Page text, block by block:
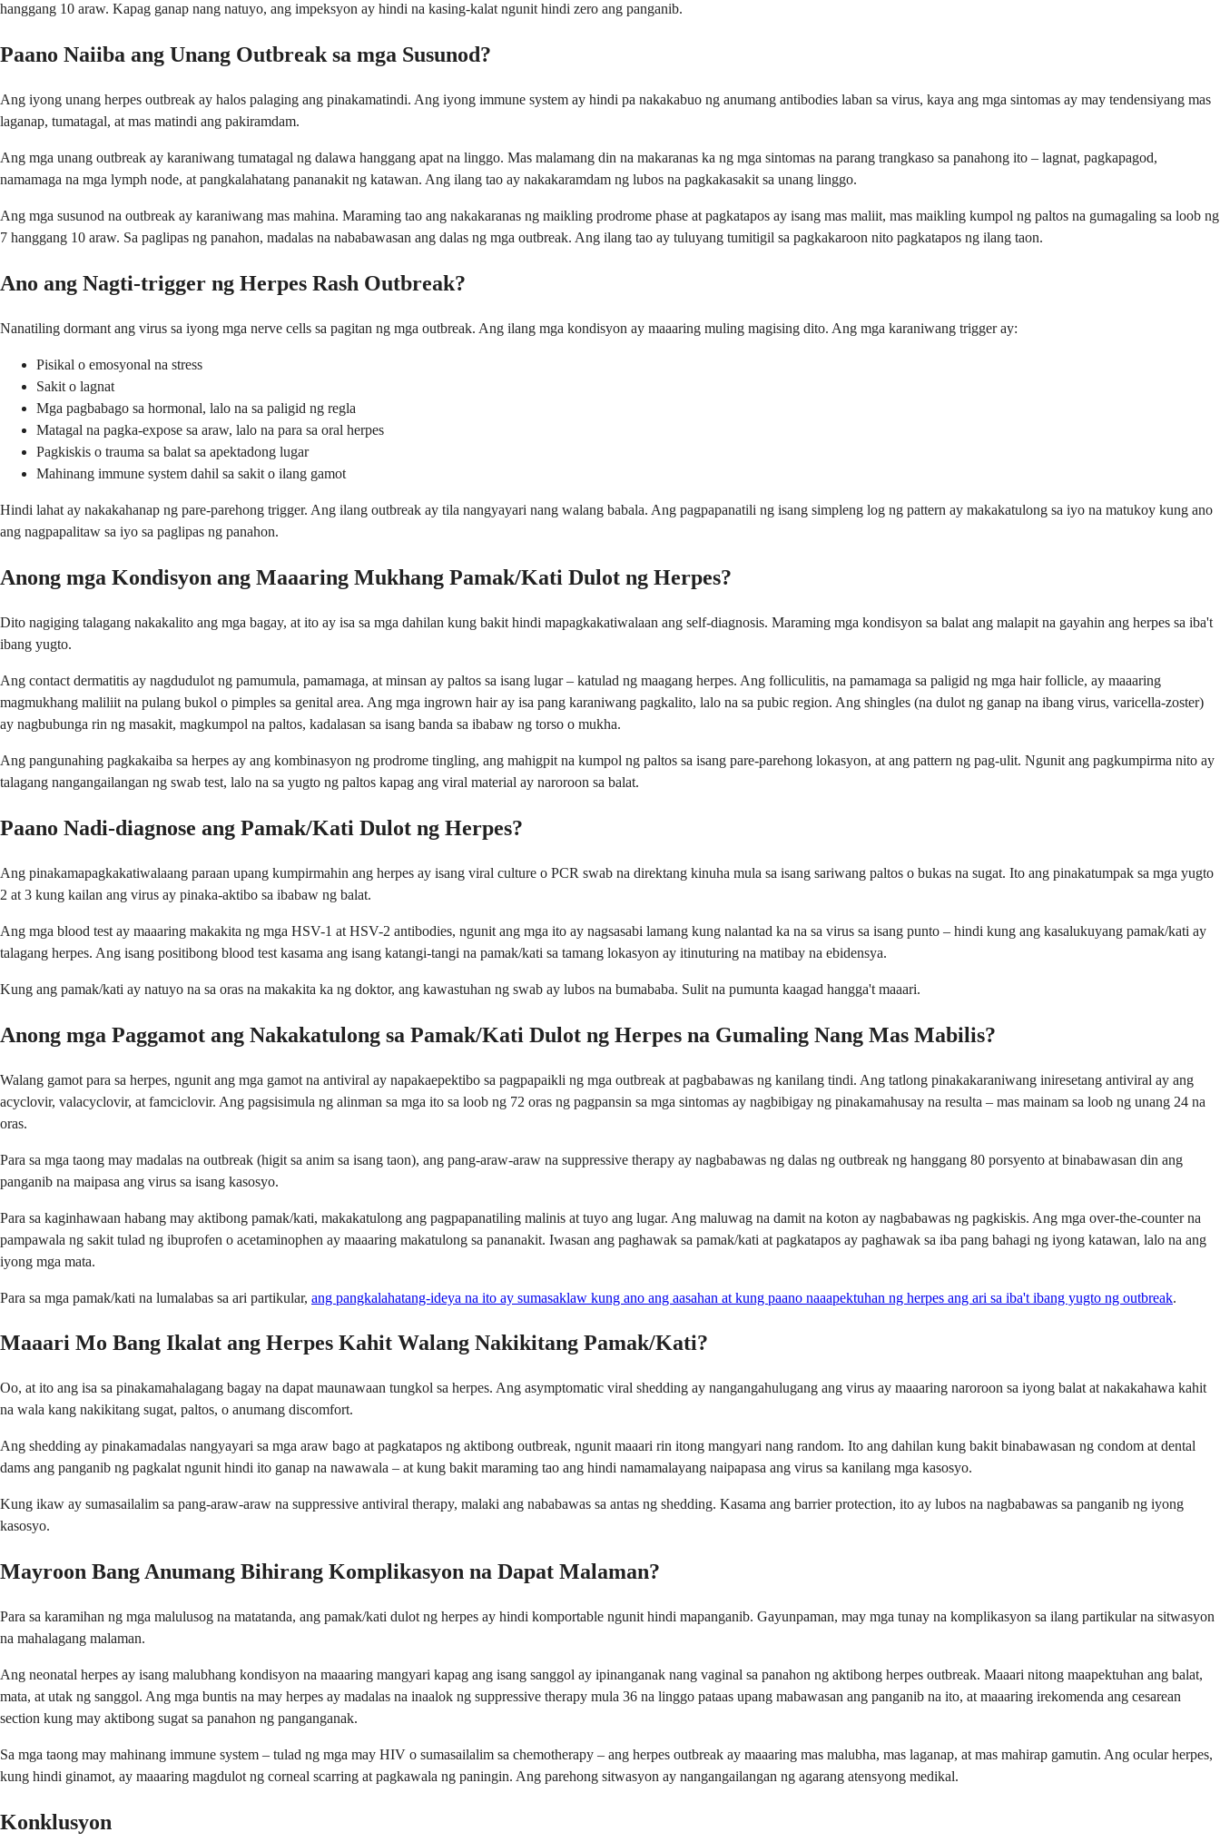
hanggang 10 araw. Kapag ganap nang natuyo, ang impeksyon ay hindi na kasing-kalat ngunit hindi zero ang panganib.
Paano Naiiba ang Unang Outbreak sa mga Susunod?
Ang iyong unang herpes outbreak ay halos palaging ang pinakamatindi. Ang iyong immune system ay hindi pa nakakabuo ng anumang antibodies laban sa virus, kaya ang mga sintomas ay may tendensiyang mas
laganap, tumatagal, at mas matindi ang pakiramdam.
Ang mga unang outbreak ay karaniwang tumatagal ng dalawa hanggang apat na linggo. Mas malamang din na makaranas ka ng mga sintomas na parang trangkaso sa panahong ito – lagnat, pagkapagod,
namamaga na mga lymph node, at pangkalahatang pananakit ng katawan. Ang ilang tao ay nakakaramdam ng lubos na pagkakasakit sa unang linggo.
Ang mga susunod na outbreak ay karaniwang mas mahina. Maraming tao ang nakakaranas ng maikling prodrome phase at pagkatapos ay isang mas maliit, mas maikling kumpol ng paltos na gumagaling sa loob ng
7 hanggang 10 araw. Sa paglipas ng panahon, madalas na nababawasan ang dalas ng mga outbreak. Ang ilang tao ay tuluyang tumitigil sa pagkakaroon nito pagkatapos ng ilang taon.
Ano ang Nagti-trigger ng Herpes Rash Outbreak?
Nanatiling dormant ang virus sa iyong mga nerve cells sa pagitan ng mga outbreak. Ang ilang mga kondisyon ay maaaring muling magising dito. Ang mga karaniwang trigger ay:
Pisikal o emosyonal na stress
Sakit o lagnat
Mga pagbabago sa hormonal, lalo na sa paligid ng regla
Matagal na pagka-expose sa araw, lalo na para sa oral herpes
Pagkiskis o trauma sa balat sa apektadong lugar
Mahinang immune system dahil sa sakit o ilang gamot
Hindi lahat ay nakakahanap ng pare-parehong trigger. Ang ilang outbreak ay tila nangyayari nang walang babala. Ang pagpapanatili ng isang simpleng log ng pattern ay makakatulong sa iyo na matukoy kung ano
ang nagpapalitaw sa iyo sa paglipas ng panahon.
Anong mga Kondisyon ang Maaaring Mukhang Pamak/Kati Dulot ng Herpes?
Dito nagiging talagang nakakalito ang mga bagay, at ito ay isa sa mga dahilan kung bakit hindi mapagkakatiwalaan ang self-diagnosis. Maraming mga kondisyon sa balat ang malapit na gayahin ang herpes sa iba't
ibang yugto.
Ang contact dermatitis ay nagdudulot ng pamumula, pamamaga, at minsan ay paltos sa isang lugar – katulad ng maagang herpes. Ang folliculitis, na pamamaga sa paligid ng mga hair follicle, ay maaaring
magmukhang maliliit na pulang bukol o pimples sa genital area. Ang mga ingrown hair ay isa pang karaniwang pagkalito, lalo na sa pubic region. Ang shingles (na dulot ng ganap na ibang virus, varicella-zoster)
ay nagbubunga rin ng masakit, magkumpol na paltos, kadalasan sa isang banda sa ibabaw ng torso o mukha.
Ang pangunahing pagkakaiba sa herpes ay ang kombinasyon ng prodrome tingling, ang mahigpit na kumpol ng paltos sa isang pare-parehong lokasyon, at ang pattern ng pag-ulit. Ngunit ang pagkumpirma nito ay
talagang nangangailangan ng swab test, lalo na sa yugto ng paltos kapag ang viral material ay naroroon sa balat.
Paano Nadi-diagnose ang Pamak/Kati Dulot ng Herpes?
Ang pinakamapagkakatiwalaang paraan upang kumpirmahin ang herpes ay isang viral culture o PCR swab na direktang kinuha mula sa isang sariwang paltos o bukas na sugat. Ito ang pinakatumpak sa mga yugto
2 at 3 kung kailan ang virus ay pinaka-aktibo sa ibabaw ng balat.
Ang mga blood test ay maaaring makakita ng mga HSV-1 at HSV-2 antibodies, ngunit ang mga ito ay nagsasabi lamang kung nalantad ka na sa virus sa isang punto – hindi kung ang kasalukuyang pamak/kati ay
talagang herpes. Ang isang positibong blood test kasama ang isang katangi-tangi na pamak/kati sa tamang lokasyon ay itinuturing na matibay na ebidensya.
Kung ang pamak/kati ay natuyo na sa oras na makakita ka ng doktor, ang kawastuhan ng swab ay lubos na bumababa. Sulit na pumunta kaagad hangga't maaari.
Anong mga Paggamot ang Nakakatulong sa Pamak/Kati Dulot ng Herpes na Gumaling Nang Mas Mabilis?
Walang gamot para sa herpes, ngunit ang mga gamot na antiviral ay napakaepektibo sa pagpapaikli ng mga outbreak at pagbabawas ng kanilang tindi. Ang tatlong pinakakaraniwang iniresetang antiviral ay ang
acyclovir, valacyclovir, at famciclovir. Ang pagsisimula ng alinman sa mga ito sa loob ng 72 oras ng pagpansin sa mga sintomas ay nagbibigay ng pinakamahusay na resulta – mas mainam sa loob ng unang 24 na
oras.
Para sa mga taong may madalas na outbreak (higit sa anim sa isang taon), ang pang-araw-araw na suppressive therapy ay nagbabawas ng dalas ng outbreak ng hanggang 80 porsyento at binabawasan din ang
panganib na maipasa ang virus sa isang kasosyo.
Para sa kaginhawaan habang may aktibong pamak/kati, makakatulong ang pagpapanatiling malinis at tuyo ang lugar. Ang maluwag na damit na koton ay nagbabawas ng pagkiskis. Ang mga over-the-counter na
pampawala ng sakit tulad ng ibuprofen o acetaminophen ay maaaring makatulong sa pananakit. Iwasan ang paghawak sa pamak/kati at pagkatapos ay paghawak sa iba pang bahagi ng iyong katawan, lalo na ang
iyong mga mata.
Para sa mga pamak/kati na lumalabas sa ari partikular, ang pangkalahatang-ideya na ito ay sumasaklaw kung ano ang aasahan at kung paano naaapektuhan ng herpes ang ari sa iba't ibang yugto ng outbreak.
Maaari Mo Bang Ikalat ang Herpes Kahit Walang Nakikitang Pamak/Kati?
Oo, at ito ang isa sa pinakamahalagang bagay na dapat maunawaan tungkol sa herpes. Ang asymptomatic viral shedding ay nangangahulugang ang virus ay maaaring naroroon sa iyong balat at nakakahawa kahit
na wala kang nakikitang sugat, paltos, o anumang discomfort.
Ang shedding ay pinakamadalas nangyayari sa mga araw bago at pagkatapos ng aktibong outbreak, ngunit maaari rin itong mangyari nang random. Ito ang dahilan kung bakit binabawasan ng condom at dental
dams ang panganib ng pagkalat ngunit hindi ito ganap na nawawala – at kung bakit maraming tao ang hindi namamalayang naipapasa ang virus sa kanilang mga kasosyo.
Kung ikaw ay sumasailalim sa pang-araw-araw na suppressive antiviral therapy, malaki ang nababawas sa antas ng shedding. Kasama ang barrier protection, ito ay lubos na nagbabawas sa panganib ng iyong
kasosyo.
Mayroon Bang Anumang Bihirang Komplikasyon na Dapat Malaman?
Para sa karamihan ng mga malulusog na matatanda, ang pamak/kati dulot ng herpes ay hindi komportable ngunit hindi mapanganib. Gayunpaman, may mga tunay na komplikasyon sa ilang partikular na sitwasyon
na mahalagang malaman.
Ang neonatal herpes ay isang malubhang kondisyon na maaaring mangyari kapag ang isang sanggol ay ipinanganak nang vaginal sa panahon ng aktibong herpes outbreak. Maaari nitong maapektuhan ang balat,
mata, at utak ng sanggol. Ang mga buntis na may herpes ay madalas na inaalok ng suppressive therapy mula 36 na linggo pataas upang mabawasan ang panganib na ito, at maaaring irekomenda ang cesarean
section kung may aktibong sugat sa panahon ng panganganak.
Sa mga taong may mahinang immune system – tulad ng mga may HIV o sumasailalim sa chemotherapy – ang herpes outbreak ay maaaring mas malubha, mas laganap, at mas mahirap gamutin. Ang ocular herpes,
kung hindi ginamot, ay maaaring magdulot ng corneal scarring at pagkawala ng paningin. Ang parehong sitwasyon ay nangangailangan ng agarang atensyong medikal.
Konklusyon